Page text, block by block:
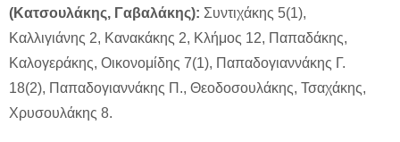
(Κατσουλάκης, Γαβαλάκης): Συντιχάκης 5(1),
Καλλιγιάνης 2, Κανακάκης 2, Κλήμος 12, Παπαδάκης,
Καλογεράκης, Οικονομίδης 7(1), Παπαδογιαννάκης Γ.
18(2), Παπαδογιαννάκης Π., Θεοδοσουλάκης, Τσαχάκης,
Χρυσουλάκης 8.